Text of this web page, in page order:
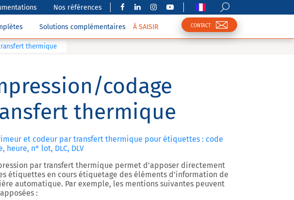
Nos références
Solutions complémentaires À SAISIR CONTACT
thermique
codage
thermique
et codeur par transfert thermique pour étiquettes : code
heure, n° lot, DLC, DLV
par transfert thermique permet d’apposer directement
étiquettes en cours étiquetage des éléments d’information de
automatique. Par exemple, les mentions suivantes peuvent
: